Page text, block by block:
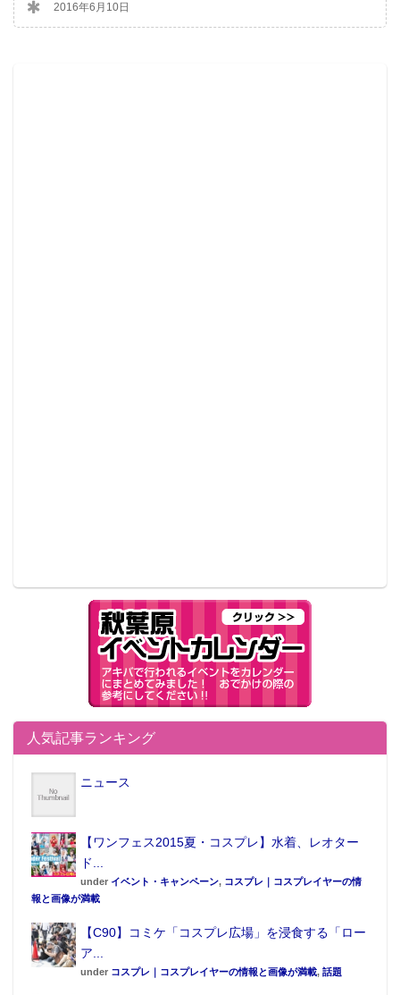
2016年6月10日
人気記事ランキング
ニュース
【ワンフェス2015夏・コスプレ】水着、レオター
ド...
under イベント・キャンペーン, コスプレ｜コスプレイヤーの情
報と画像が満載
【C90】コミケ「コスプレ広場」を浸食する「ロー
ア...
under コスプレ｜コスプレイヤーの情報と画像が満載, 話題